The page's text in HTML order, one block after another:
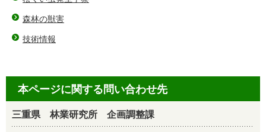
森林の獣害
技術情報
本ページに関する問い合わせ先
三重県 林業研究所 企画調整課